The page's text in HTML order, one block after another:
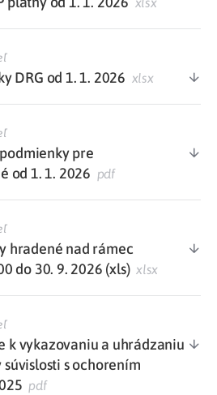
DRG od 1. 1. 2026 xlsx
pre
od 1. 1. 2026 pdf
hradené nad rámec
do 30. 9. 2026 (xls)xlsx
k vykazovaniu a uhrádzaniu
s ochorením
pdf